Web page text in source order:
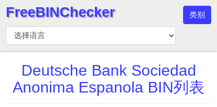
BIN
检
查
BIN
搜
FreeBINChecker 类别
Deutsche Bank Sociedad
Anonima Espanola BIN列表